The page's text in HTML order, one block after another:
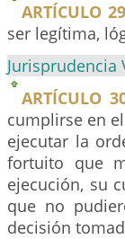
ARTÍCULO
ser legítima,
Jurisprudencia
ARTÍCULO
cumplirse en
ejecutar la
fortuito que
ejecución, su
que no
decisión